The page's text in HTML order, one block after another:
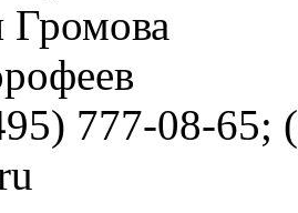
Громова
777-08-65;